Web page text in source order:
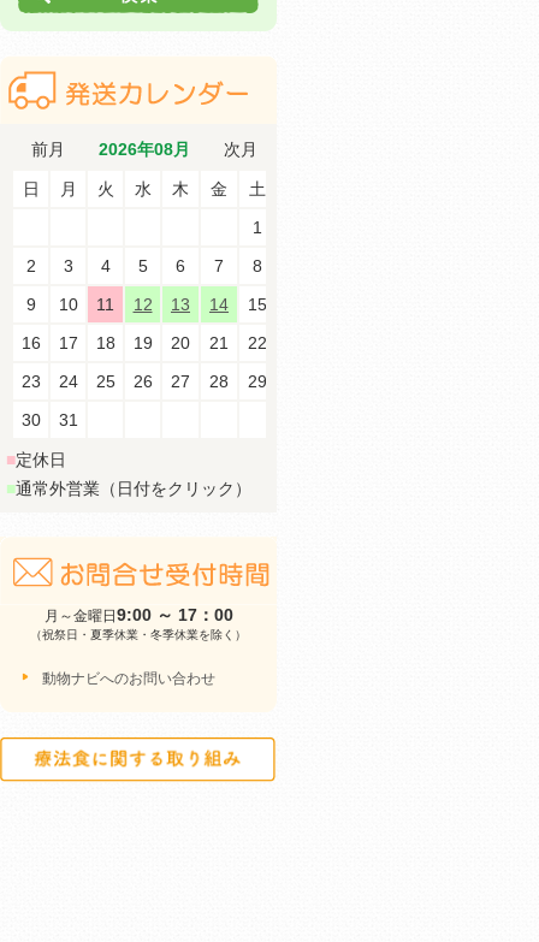
前月 次月
2026年08月
日 月 火 水 木 金
土
1
2
3 4 5 6 7
8
9
10 11 12 13 14
15
16
17 18 19 20 21
22
23
24 25 26 27 28
29
30
31
■定休日
■通常外営業（日付をクリック）
月～金曜日 9:00 ～ 17：00
（祝祭日・夏季休業・冬季休業を除く）
動物ナビへのお問い合わせ